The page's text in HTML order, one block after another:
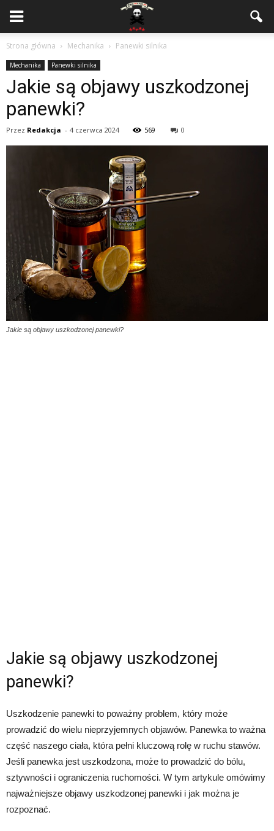
Strona główna Mechanika Panewki silnika
Mechanika Panewki silnika
Jakie są objawy uszkodzonej
panewki?
Przez Redakcja - 4 czerwca 2024 569 0
Jakie są objawy uszkodzonej panewki?
Jakie są objawy uszkodzonej
panewki?
Uszkodzenie panewki to poważny problem, który może
prowadzić do wielu nieprzyjemnych objawów. Panewka to ważna
część naszego ciała, która pełni kluczową rolę w ruchu stawów.
Jeśli panewka jest uszkodzona, może to prowadzić do bólu,
sztywności i ograniczenia ruchomości. W tym artykule omówimy
najważniejsze objawy uszkodzonej panewki i jak można je
rozpoznać.